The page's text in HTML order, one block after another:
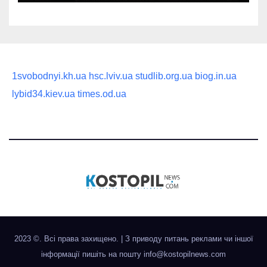
1svobodnyi.kh.ua hsc.lviv.ua studlib.org.ua biog.in.ua
lybid34.kiev.ua times.od.ua
2023 ©. Всі права захищено. | З приводу питань реклами чи іншої
інформації пишіть на пошту info@kostopilnews.com